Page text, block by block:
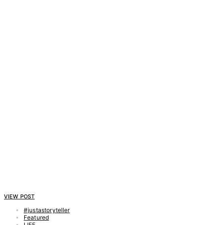
VIEW POST
#justastoryteller
Featured